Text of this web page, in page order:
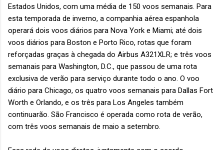
Estados Unidos, com uma média de 150 voos semanais. Para
esta temporada de inverno, a companhia aérea espanhola
operará dois voos diários para Nova York e Miami; até dois
voos diários para Boston e Porto Rico, rotas que foram
reforçadas graças à chegada do Airbus A321XLR; e três voos
semanais para Washington, D.C., que passou de uma rota
exclusiva de verão para serviço durante todo o ano. O voo
diário para Chicago, os quatro voos semanais para Dallas Fort
Worth e Orlando, e os três para Los Angeles também
continuarão. São Francisco é operada como rota de verão,
com três voos semanais de maio a setembro.